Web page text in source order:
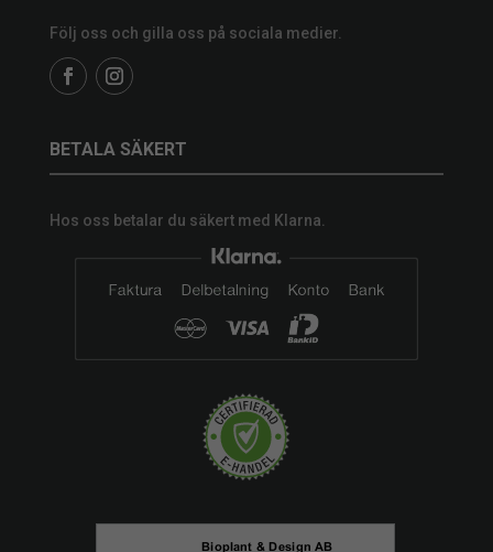
Följ oss och gilla oss på sociala medier.
BETALA SÄKERT
Hos oss betalar du säkert med Klarna.